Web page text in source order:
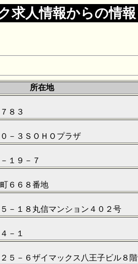
求人情報からの情報
所在地
８３
－３ＳＯＨＯプラザ
１９－７
６６８番地
－１８丸信マンション４０２号
－１
５－６ザイマックス八王子ビル８階